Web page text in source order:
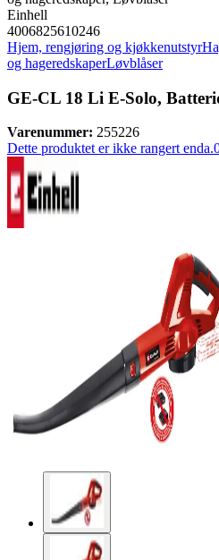
Einhell
4006825610246
Hjem, rengjøring og kjøkkenutstyr
og hageredskaperLøvblåser
GE-CL 18 Li E-Solo,
Varenummer: 255226
Dette produktet er ikke rangert enda.